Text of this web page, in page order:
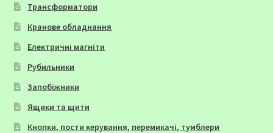
Трансформатори
Кранове обладнання
Електричні магніти
Рубильники
Запобіжники
Ящики та щити
Кнопки, пости керування, перемикачі, тумблери